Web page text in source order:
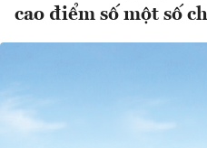
cao điểm số một số